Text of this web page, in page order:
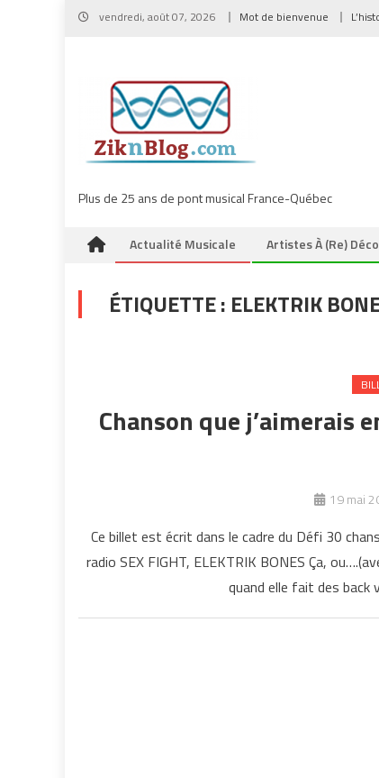
Skip
vendredi, août 07, 2026 Mot de bienvenue
Plus de 25 ans de pont musical France-Québec
Actualité Musicale Artistes À (re)
ÉTIQUETTE : ELEKTRIK
Chanson que j’aimerais
19 mai
Ce billet est écrit dans le cadre du Défi 30
radio SEX FIGHT, ELEKTRIK BONES Ça,
quand elle fait des back